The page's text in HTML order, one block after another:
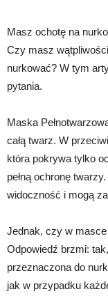
Masz ochotę na
Czy masz
nurkować? W tym
pytania.
Maska
całą twarz. W
która pokrywa tylko
pełną ochronę
widoczność i mogą
Jednak, czy w masce
Odpowiedź brzmi:
przeznaczona do
jak w przypadku